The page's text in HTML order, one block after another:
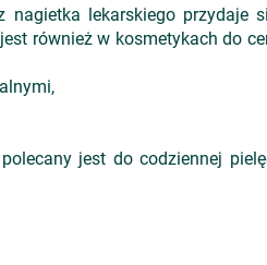
lekarskiego przydaje
również w kosmetykach do
jest do codziennej